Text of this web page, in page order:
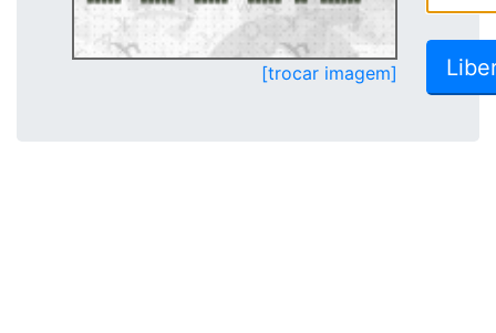
[trocar imagem]